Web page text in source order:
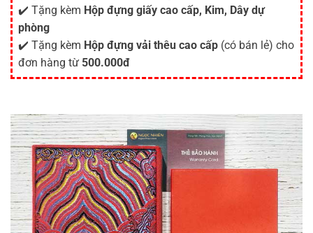
✔️ Tặng kèm Hộp đựng giấy cao cấp, Kim, Dây dự
phòng
✔️ Tặng kèm Hộp đựng vải thêu cao cấp (có bán lẻ) cho
đơn hàng từ 500.000đ